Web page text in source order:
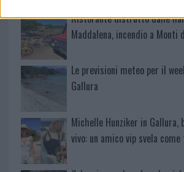
Ristorante distrutto dalle
Maddalena, incendio a Monti
Le previsioni meteo per il
Gallura
Michelle Hunziker in Gallura,
vivo: un amico vip svela come